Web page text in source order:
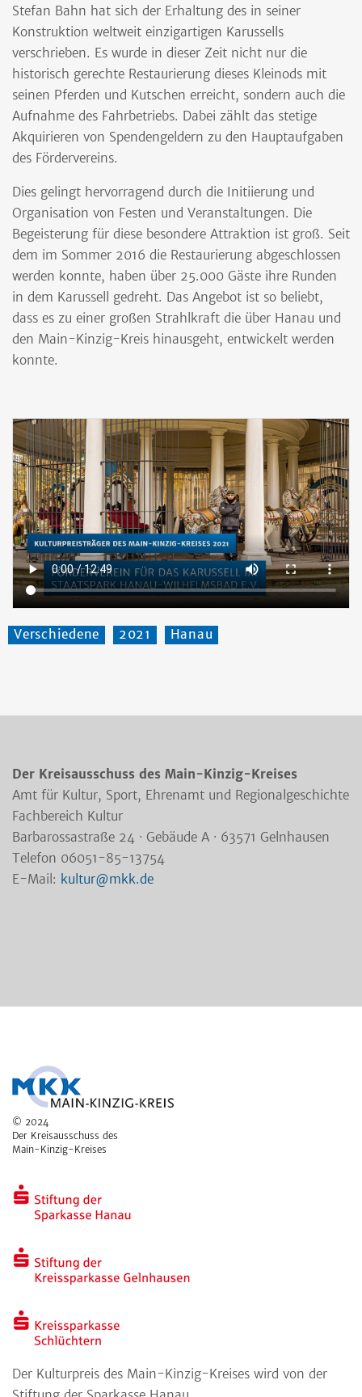
Stefan Bahn hat sich der Erhaltung des in seiner
Konstruktion weltweit einzigartigen Karussells
verschrieben. Es wurde in dieser Zeit nicht nur die
historisch gerechte Restaurierung dieses Kleinods mit
seinen Pferden und Kutschen erreicht, sondern auch die
Aufnahme des Fahrbetriebs. Dabei zählt das stetige
Akquirieren von Spendengeldern zu den Hauptaufgaben
des Fördervereins.
Dies gelingt hervorragend durch die Initiierung und
Organisation von Festen und Veranstaltungen. Die
Begeisterung für diese besondere Attraktion ist groß. Seit
dem im Sommer 2016 die Restaurierung abgeschlossen
werden konnte, haben über 25.000 Gäste ihre Runden
in dem Karussell gedreht. Das Angebot ist so beliebt,
dass es zu einer großen Strahlkraft die über Hanau und
den Main-Kinzig-Kreis hinausgeht, entwickelt werden
konnte.
Verschiedene 2021 Hanau
Der Kreisausschuss des Main-Kinzig-Kreises
Amt für Kultur, Sport, Ehrenamt und Regionalgeschichte
Fachbereich Kultur
Barbarossastraße 24 · Gebäude A · 63571 Gelnhausen
Telefon 06051-85-13754
E-Mail: kultur@mkk.de
© 2024
Der Kreisausschuss des
Main-Kinzig-Kreises
Der Kulturpreis des Main-Kinzig-Kreises wird von der